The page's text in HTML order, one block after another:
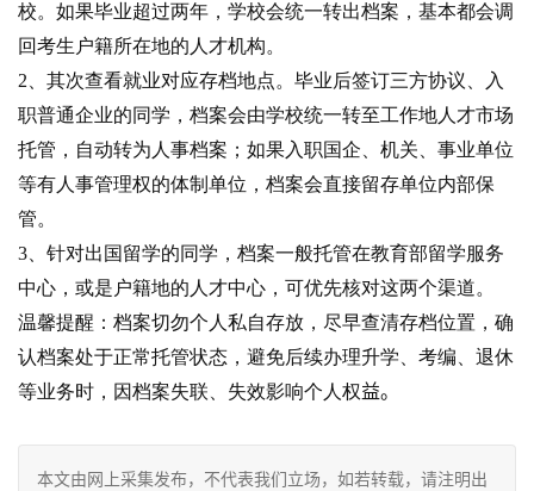
校。如果毕业超过两年，学校会统一转出档案，基本都会调
回考生户籍所在地的人才机构。
2、其次查看就业对应存档地点。毕业后签订三方协议、入
职普通企业的同学，档案会由学校统一转至工作地人才市场
托管，自动转为人事档案；如果入职国企、机关、事业单位
等有人事管理权的体制单位，档案会直接留存单位内部保
管。
3、针对出国留学的同学，档案一般托管在教育部留学服务
中心，或是户籍地的人才中心，可优先核对这两个渠道。
温馨提醒：档案切勿个人私自存放，尽早查清存档位置，确
认档案处于正常托管状态，避免后续办理升学、考编、退休
等业务时，因档案失联、失效影响个人权益。
本文由网上采集发布，不代表我们立场，如若转载，请注明出